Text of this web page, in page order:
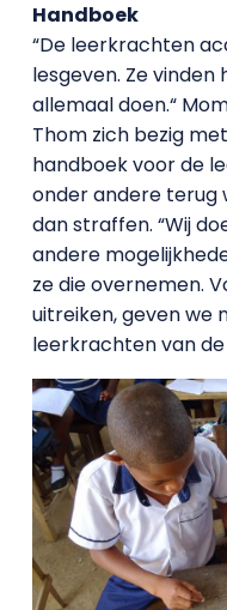
Handboek
“De leerkrachten
lesgeven. Ze
allemaal doen.“
Thom zich bezig
handboek voor de
onder andere
dan straffen. “Wij
andere
ze die overnemen.
uitreiken, geven we
leerkrachten van de